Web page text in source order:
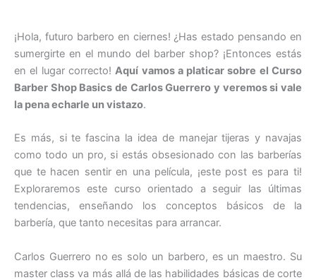
¡Hola, futuro barbero en ciernes! ¿Has estado pensando en
sumergirte en el mundo del barber shop? ¡Entonces estás
en el lugar correcto!Aquí vamos a platicar sobre el Curso
Barber Shop Basics de Carlos Guerrero y veremos si vale
la pena echarle un vistazo.
Es más, si te fascina la idea de manejar tijeras y navajas
como todo un pro, si estás obsesionado con las barberías
que te hacen sentir en una película, ¡este post es para ti!
Exploraremos este curso orientado a seguir las últimas
tendencias, enseñando los conceptos básicos de la
barbería, que tanto necesitas para arrancar.
Carlos Guerrero no es solo un barbero, es un maestro. Su
master class va más allá de las habilidades básicas de corte